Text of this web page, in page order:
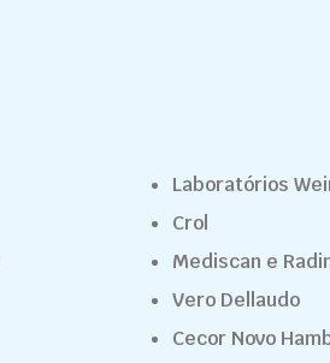
Laboratórios
Crol
Mediscan e
Vero Dellaudo
Cecor Novo